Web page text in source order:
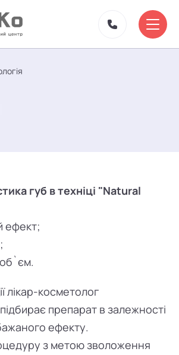
губ в техніці "Natural
ефект;
лікар-косметолог
препарат в залежності
ефекту.
з метою зволоження